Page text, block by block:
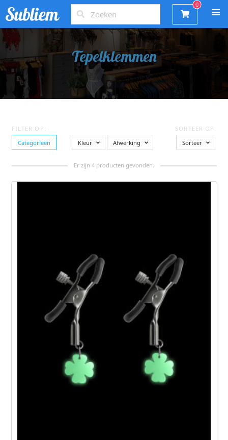
Tepelklemmen
FILTER OP:
Categorieën
Kleur Afwerking
SORTEER OP:
Sorteer